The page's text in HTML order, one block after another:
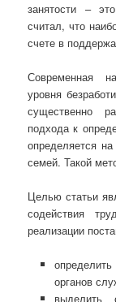
занятости –
считал, что
счете в
Современная
уровня
существенно
подхода к
определяется
семей. Такой
Целью статьи
содействия
реализации
органов
выделить